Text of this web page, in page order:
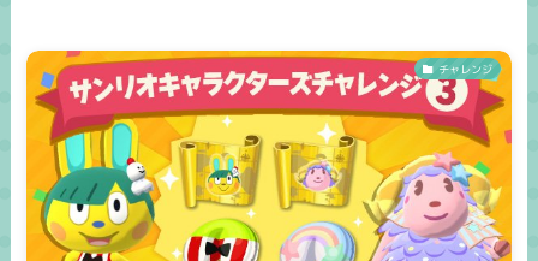
チャレンジ